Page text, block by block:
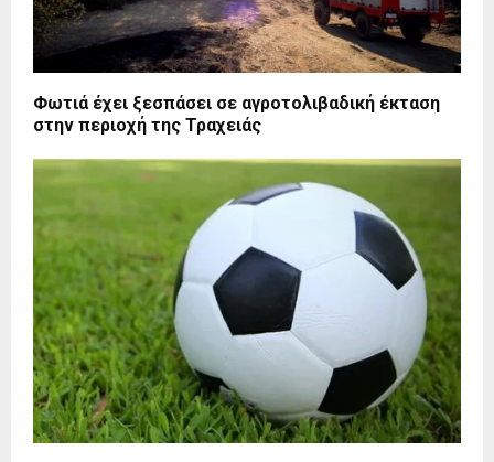
Φωτιά έχει ξεσπάσει σε αγροτολιβαδική έκταση
στην περιοχή της Τραχειάς